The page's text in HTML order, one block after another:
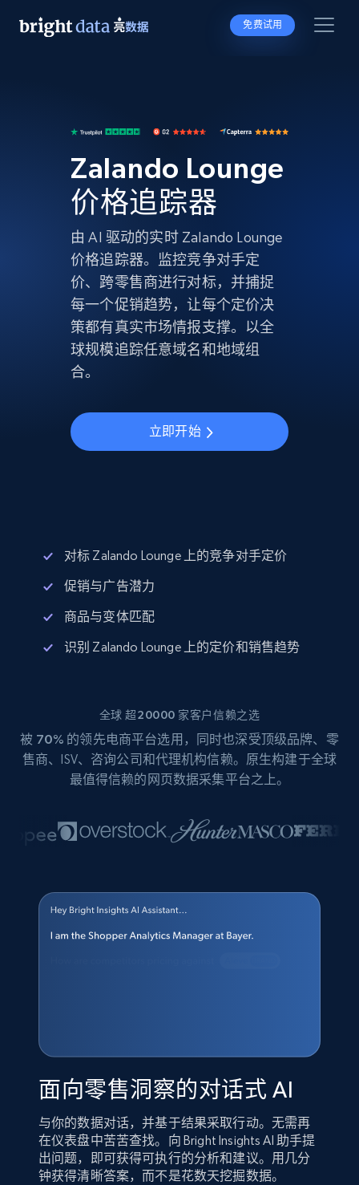
免费试用
Zalando Lounge
价格追踪器
由 AI 驱动的实时 Zalando Lounge
价格追踪器。监控竞争对手定
价、跨零售商进行对标，并捕捉
每一个促销趋势，让每个定价决
策都有真实市场情报支撑。以全
球规模追踪任意域名和地域组
合。
立即开始
对标 Zalando Lounge 上的竞争对手定价
促销与广告潜力
商品与变体匹配
识别 Zalando Lounge 上的定价和销售趋势
全球 超20000 家客户信赖之选
被 70% 的领先电商平台选用，同时也深受顶级品牌、零
售商、ISV、咨询公司和代理机构信赖。原生构建于全球
最值得信赖的网页数据采集平台之上。
面向零售洞察的对话式 AI
与你的数据对话，并基于结果采取行动。无需再
在仪表盘中苦苦查找。向 Bright Insights AI 助手提
出问题，即可获得可执行的分析和建议。用几分
钟获得清晰答案，而不是花数天挖掘数据。